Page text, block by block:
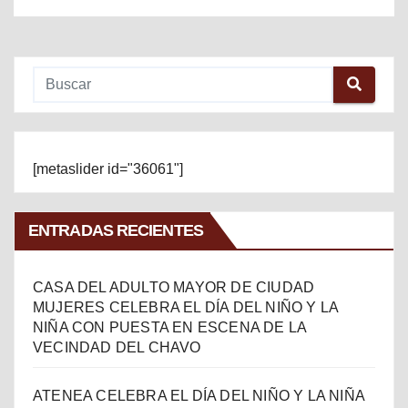
[metaslider id="36061"]
ENTRADAS RECIENTES
CASA DEL ADULTO MAYOR DE CIUDAD
MUJERES CELEBRA EL DÍA DEL NIÑO Y LA
NIÑA CON PUESTA EN ESCENA DE LA
VECINDAD DEL CHAVO
ATENEA CELEBRA EL DÍA DEL NIÑO Y LA NIÑA